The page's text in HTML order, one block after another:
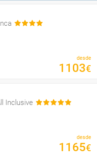
desde
1103€
Inclusive
desde
1165€